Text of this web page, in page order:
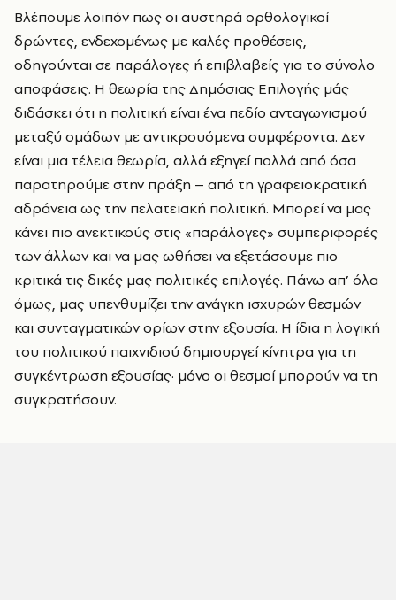
Βλέπουμε λοιπόν πως οι αυστηρά ορθολογικοί
δρώντες, ενδεχομένως με καλές προθέσεις,
οδηγούνται σε παράλογες ή επιβλαβείς για το σύνολο
αποφάσεις. Η θεωρία της Δημόσιας Επιλογής μάς
διδάσκει ότι η πολιτική είναι ένα πεδίο ανταγωνισμού
μεταξύ ομάδων με αντικρουόμενα συμφέροντα. Δεν
είναι μια τέλεια θεωρία, αλλά εξηγεί πολλά από όσα
παρατηρούμε στην πράξη – από τη γραφειοκρατική
αδράνεια ως την πελατειακή πολιτική. Μπορεί να μας
κάνει πιο ανεκτικούς στις «παράλογες» συμπεριφορές
των άλλων και να μας ωθήσει να εξετάσουμε πιο
κριτικά τις δικές μας πολιτικές επιλογές. Πάνω απ’ όλα
όμως, μας υπενθυμίζει την ανάγκη ισχυρών θεσμών
και συνταγματικών ορίων στην εξουσία. Η ίδια η λογική
του πολιτικού παιχνιδιού δημιουργεί κίνητρα για τη
συγκέντρωση εξουσίας· μόνο οι θεσμοί μπορούν να τη
συγκρατήσουν.